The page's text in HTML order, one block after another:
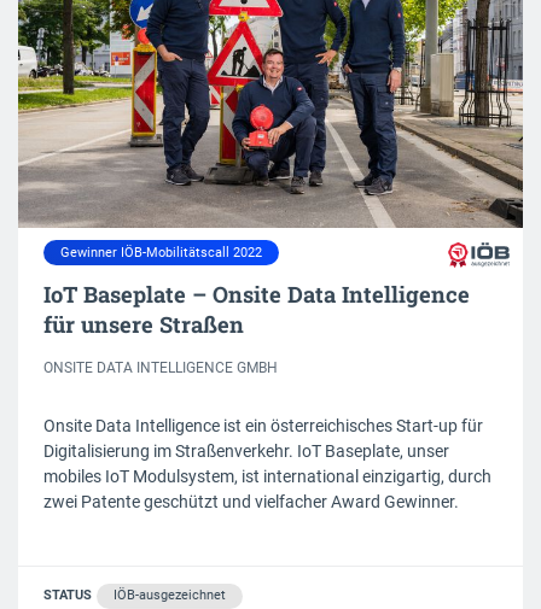
Gewinner IÖB-Mobilitätscall 2022
IoT Baseplate – Onsite Data Intelligence
für unsere Straßen
ONSITE DATA INTELLIGENCE GMBH
Onsite Data Intelligence ist ein österreichisches Start-up für
Digitalisierung im Straßenverkehr. IoT Baseplate, unser
mobiles IoT Modulsystem, ist international einzigartig, durch
zwei Patente geschützt und vielfacher Award Gewinner.
STATUS IÖB-ausgezeichnet